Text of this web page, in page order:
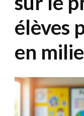
élèves
en